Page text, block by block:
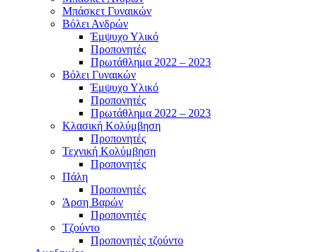
Μπάσκετ Γυναικών
Βόλει Ανδρών
Έμψυχο Υλικό
Προπονητές
Πρωτάθλημα 2022 – 2023
Βόλει Γυναικών
Έμψυχο Υλικό
Προπονητές
Πρωτάθλημα 2022 – 2023
Κλασική Κολύμβηση
Προπονητές
Τεχνική Κολύμβηση
Προπονητές
Πάλη
Προπονητές
Άρση Βαρών
Προπονητές
Τζούντο
Προπονητές τζούντο